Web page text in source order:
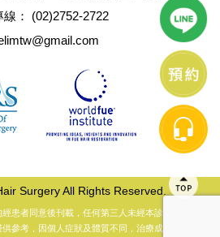
：
(02)2752-2722
Surgery All Rights Reserved.
患者同意後刊載，任何第三人未經本診所同意，不
參考，因個人症狀及體質不同，治療成效以醫師當